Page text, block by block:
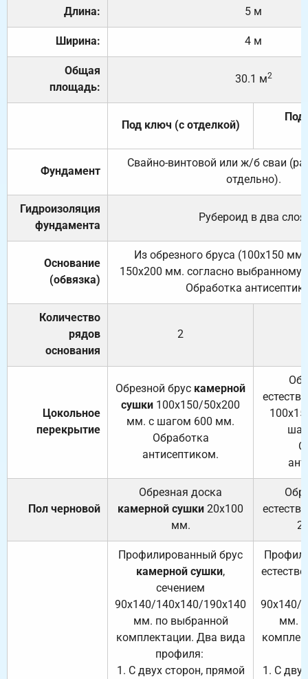
Длина: 5 м
Ширина: 4 м
Общая
площадь:
30.1 м2
Под ключ (с отделкой)
Под
Фундамент
Свайно-винтовой или ж/б сваи
отдельно).
Гидроизоляция
фундамента
Рубероид в два слоя.
Основание
(обвязка)
Из обрезного бруса (100х150
150х200 мм. согласно выбранному
Обработка
Количество
рядов
основания
2
Цокольное
перекрытие
Обрезной брус камерной
сушки 100х150/50х200
мм. с шагом 600 мм.
Обработка
антисептиком.
Пол черновой
Обрезная доска
камерной сушки 20х100
мм.
Профилированный брус
камерной сушки,
сечением
90х140/140х140/190х140
мм. по выбранной
комплектации. Два вида
профиля:
1. С двух сторон, прямой
90х140/
мм.
1. С